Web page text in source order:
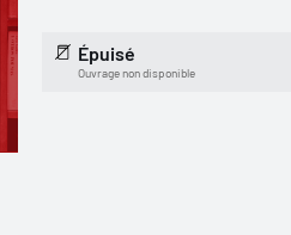
Épuisé
Ouvrage non disponible